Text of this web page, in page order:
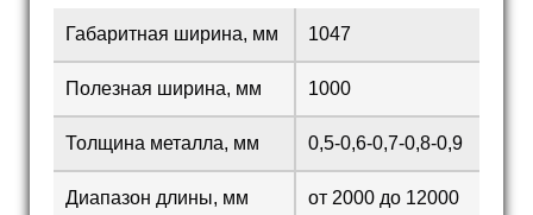
Габаритная ширина, мм 1047
Полезная ширина, мм 1000
Толщина металла, мм 0,5-0,6-0,7-0,8-0,9
Диапазон длины, мм от 2000 до 12000